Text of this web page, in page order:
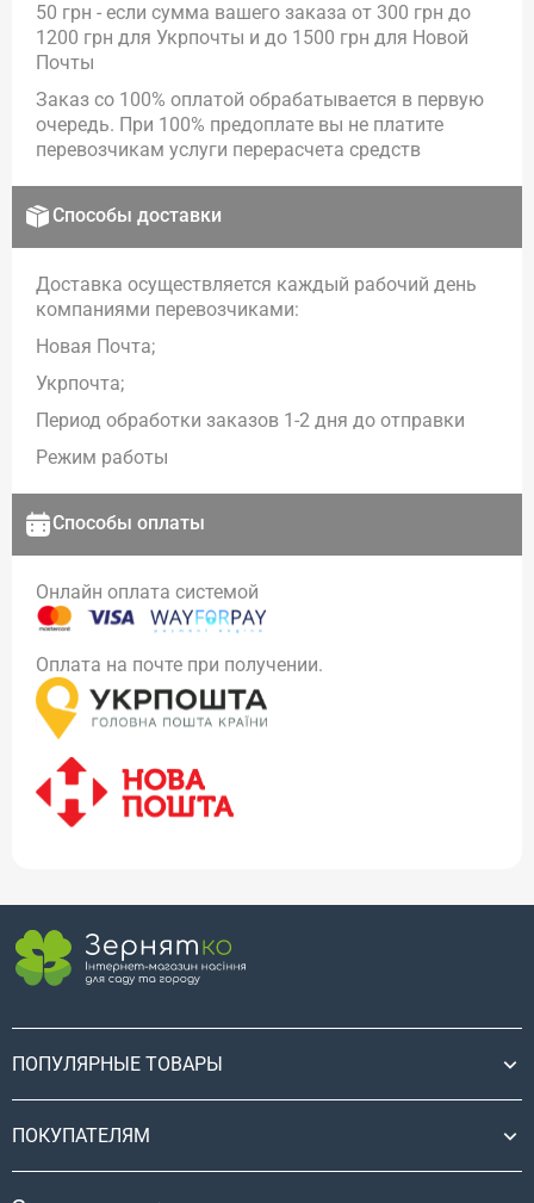
50 грн - если сумма вашего заказа от 300 грн до
1200 грн для Укрпочты и до 1500 грн для Новой
Почты
Заказ со 100% оплатой обрабатывается в первую
очередь. При 100% предоплате вы не платите
перевозчикам услуги перерасчета средств
Способы доставки
Доставка осуществляется каждый рабочий день
компаниями перевозчиками:
Новая Почта;
Укрпочта;
Период обработки заказов 1-2 дня до отправки
Режим работы
Способы оплаты
Онлайн оплата системой
Оплата на почте при получении.
ПОПУЛЯРНЫЕ ТОВАРЫ
ПОКУПАТЕЛЯМ